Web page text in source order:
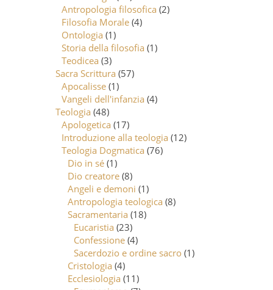
Antropologia filosofica (2)
Filosofia Morale (4)
Ontologia (1)
Storia della filosofia (1)
Teodicea (3)
Sacra Scrittura (57)
Apocalisse (1)
Vangeli dell'infanzia (4)
Teologia (48)
Apologetica (17)
Introduzione alla teologia (12)
Teologia Dogmatica (76)
Dio in sé (1)
Dio creatore (8)
Angeli e demoni (1)
Antropologia teologica (8)
Sacramentaria (18)
Eucaristia (23)
Confessione (4)
Sacerdozio e ordine sacro (1)
Cristologia (4)
Ecclesiologia (11)